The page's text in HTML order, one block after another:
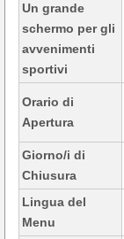
Un grande
schermo per gli
avvenimenti
sportivi
Orario di
Apertura
Giorno/i di
Chiusura
Lingua del
Menu